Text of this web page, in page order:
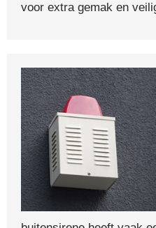
voor extra gemak en